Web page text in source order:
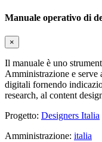
Manuale operativo di
×
Il manuale è uno
Amministrazione e serve
digitali fornendo
research, al content
Progetto: Designers Italia
Amministrazione: italia